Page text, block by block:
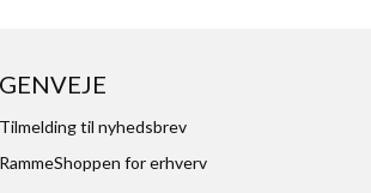
GENVEJE
Tilmelding til nyhedsbrev
RammeShoppen for erhverv